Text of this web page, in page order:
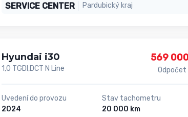
SERVICE CENTER Pardubický kraj
Hyundai i30
1,0 TGDI,DCT N Line
569
Odpočet
Uvedení do provozu
2024
Stav tachometru
20 000 km